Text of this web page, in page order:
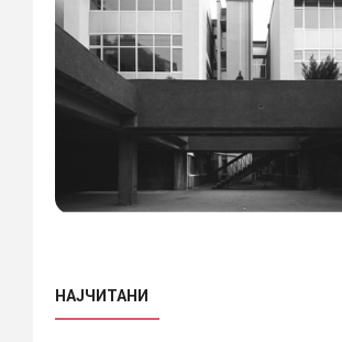
НАЈЧИТАНИ